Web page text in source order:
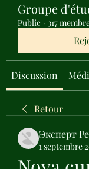
Groupe
Public · 317
Discussion
Retour
Эксперт
1 septembre